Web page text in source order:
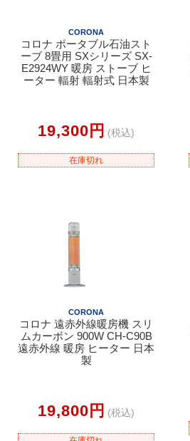
CORONA
コロナ ポータブル石油スト
ーブ 8畳用 SXシリーズ SX-
E2924WY 暖房 ストーブ ヒ
ーター 輻射 輻射式 日本製
19,300円 (税込)
在庫切れ
CORONA
コロナ 遠赤外線暖房機 スリ
ムカーボン 900W CH-C90B
遠赤外線 暖房 ヒーター 日本
製
19,800円 (税込)